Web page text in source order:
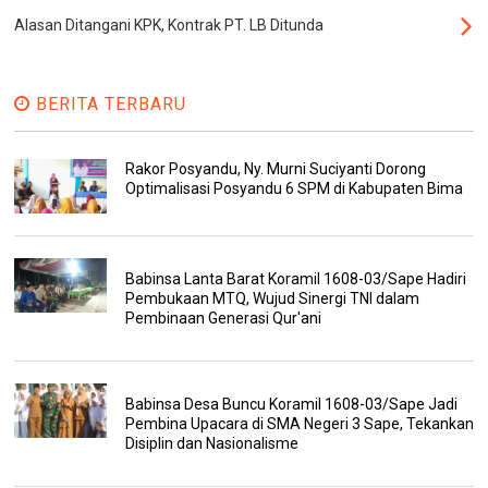
Alasan Ditangani KPK, Kontrak PT. LB Ditunda
BERITA TERBARU
Rakor Posyandu, Ny. Murni Suciyanti Dorong
Optimalisasi Posyandu 6 SPM di Kabupaten Bima
Babinsa Lanta Barat Koramil 1608-03/Sape Hadiri
Pembukaan MTQ, Wujud Sinergi TNI dalam
Pembinaan Generasi Qur'ani
Babinsa Desa Buncu Koramil 1608-03/Sape Jadi
Pembina Upacara di SMA Negeri 3 Sape, Tekankan
Disiplin dan Nasionalisme